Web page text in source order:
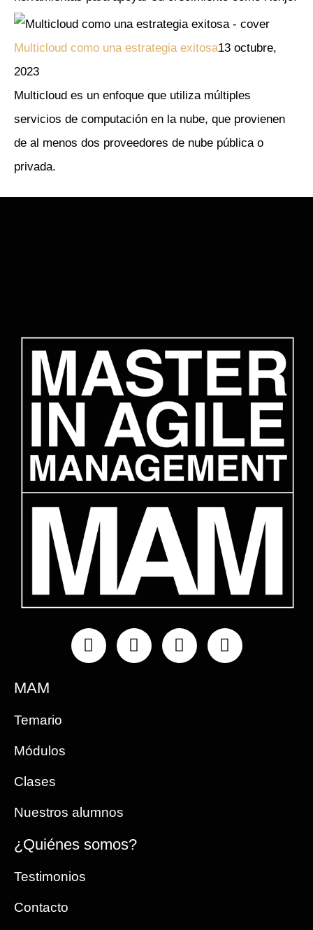
Multicloud como una estrategia exitosa13 octubre,
2023
Multicloud es un enfoque que utiliza múltiples
servicios de computación en la nube, que provienen
de al menos dos proveedores de nube pública o
privada.
InstagramFacebookLinkedinYoutube
MAM
Temario
Módulos
Clases
Nuestros alumnos
¿Quiénes somos?
Testimonios
Contacto